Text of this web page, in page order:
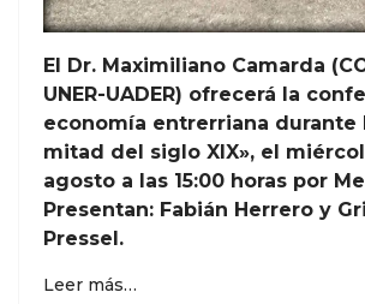
El Dr. Maximiliano Camarda
UNER-UADER) ofrecerá la
economía entrerriana durante
mitad del siglo XIX», el
agosto a las 15:00 horas por
Presentan: Fabián Herrero y
Pressel.
Leer más…